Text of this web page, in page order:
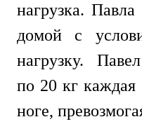
нагрузка.
домой с
нагрузку.
по 20 кг каждая
ноге,